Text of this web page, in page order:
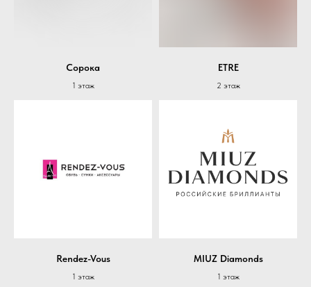
Сорока
1 этаж
ETRE
2 этаж
Rendez-Vous
1 этаж
MIUZ Diamonds
1 этаж